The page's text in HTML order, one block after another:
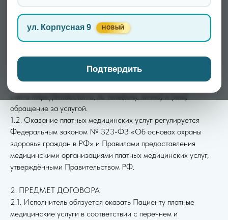
ул. Корпусная 9 НОВЫЙ
Подтвердить
«Договор») в адрес физических лиц (далее —
«Пациент»/«Заказчик»).
1. ОБЩИЕ ПОЛОЖЕНИЯ
соответствии со ст. 437 Гражданского кодекса РФ. Акцептом
оферты (полным и безоговорочным принятием её условий)
является запись на приём любым из способов (через формы
сайта https://lmtdoctor.ru, по телефону, лично) и (или)
обращение за услугой.
1.2. Оказание платных медицинских услуг регулируется
Федеральным законом № 323-ФЗ «Об основах охраны
здоровья граждан в РФ» и Правилами предоставления
медицинскими организациями платных медицинских услуг,
утверждёнными Правительством РФ.
2. ПРЕДМЕТ ДОГОВОРА
2.1. Исполнитель обязуется оказать Пациенту платные
медицинские услуги в соответствии с перечнем и